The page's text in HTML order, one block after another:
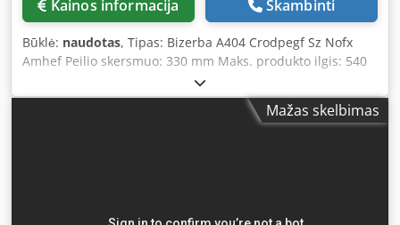
Kainos informacija Skambinti
Būklė: naudotas, Tipas: Bizerba A404 Crodpegf Sz Nofx
Amhef Peilio skersmuo: 330 mm Maks. produkto ilgis: 540
mm Maks. apskrito produkto dydis: - min. skersmuo: 50
mm - maks. skersmuo: 180 mm Maks. stačiakampio formos
produkto dydis: - min. dydis: 50 x 50 mm - maks. dydis: 175
Mažas skelbimas